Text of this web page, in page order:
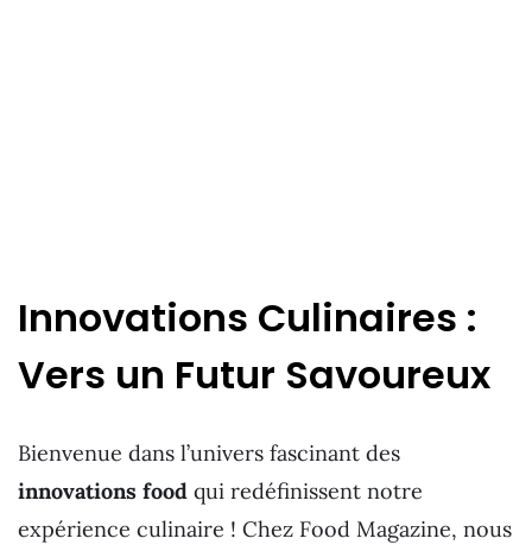
Innovations Culinaires :
Vers un Futur Savoureux
Bienvenue dans l’univers fascinant des
innovations food qui redéfinissent notre
expérience culinaire ! Chez Food Magazine, nous